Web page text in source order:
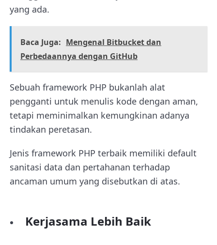
yang ada.
Baca Juga: Mengenal Bitbucket dan
Perbedaannya dengan GitHub
Sebuah framework PHP bukanlah alat
pengganti untuk menulis kode dengan aman,
tetapi meminimalkan kemungkinan adanya
tindakan peretasan.
Jenis framework PHP terbaik memiliki default
sanitasi data dan pertahanan terhadap
ancaman umum yang disebutkan di atas.
Kerjasama Lebih Baik